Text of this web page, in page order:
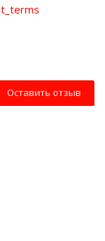
Оставить отзыв